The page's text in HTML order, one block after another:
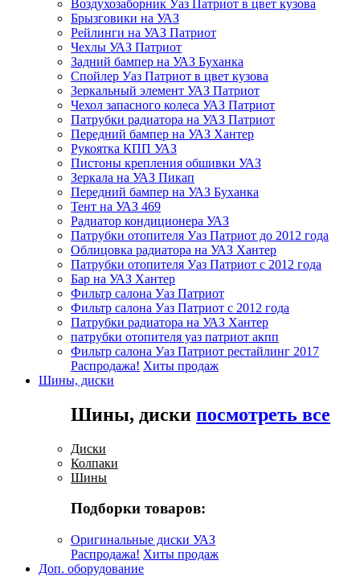
Воздухозаборник Уаз Патриот в цвет кузова
Брызговики на УАЗ
Рейлинги на УАЗ Патриот
Чехлы УАЗ Патриот
Задний бампер на УАЗ Буханка
Спойлер Уаз Патриот в цвет кузова
Зеркальный элемент УАЗ Патриот
Чехол запасного колеса УАЗ Патриот
Патрубки радиатора на УАЗ Патриот
Передний бампер на УАЗ Хантер
Рукоятка КПП УАЗ
Пистоны крепления обшивки УАЗ
Зеркала на УАЗ Пикап
Передний бампер на УАЗ Буханка
Тент на УАЗ 469
Радиатор кондиционера УАЗ
Патрубки отопителя Уаз Патриот до 2012 года
Облицовка радиатора на УАЗ Хантер
Патрубки отопителя Уаз Патриот с 2012 года
Бар на УАЗ Хантер
Фильтр салона Уаз Патриот
Фильтр салона Уаз Патриот с 2012 года
Патрубки радиатора на УАЗ Хантер
патрубки отопителя уаз патриот акпп
Фильтр салона Уаз Патриот рестайлинг 2017
Распродажа! Хиты продаж
Шины, диски
Шины, диски посмотреть все
Диски
Колпаки
Шины
Подборки товаров:
Оригинальные диски УАЗ
Распродажа! Хиты продаж
Доп. оборудование